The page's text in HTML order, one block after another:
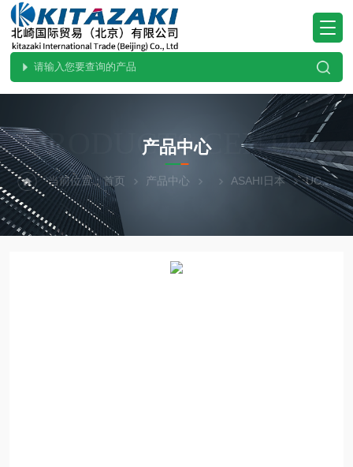
PRODUCTS CENTER
产品中心
当前位置：首页 产品中心 ASAHI日本 UCFL-209ASAHI日本进口外球面带座轴承UCFL209